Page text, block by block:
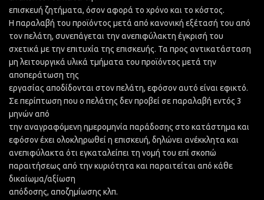
επισκευή ζητήματα, όσον αφορά το χρόνο και το κόστος.
Η παραλαβή του προϊόντος μετά από κανονική εξέτασή του από
τον πελάτη, συνεπάγεται την ανεπιφύλακτη έγκρισή του
σχετικά με την επιτυχία της επισκευής. Τα προς αντικατάσταση
μη λειτουργικά υλικά τμήματα του προϊόντος μετά την
αποπεράτωση της
εργασίας αποδίδονται στον πελάτη, εφόσον αυτό είναι εφικτό.
Σε περίπτωση που ο πελάτης δεν προβεί σε παραλαβή εντός 3
μηνών από
την αναγραφόμενη ημερομηνία παράδοσης στο κατάστημα και
εφόσον έχει ολοκληρωθεί η επισκευή, δηλώνει ανέκκλητα και
ανεπιφύλακτα ότι εγκαταλείπει τη νομή του επί σκοπώ
παραιτήσεως από την κυριότητα και παραιτείται από κάθε
δικαίωμα/αξίωση
απόδοσης, αποζημίωσης κλπ.